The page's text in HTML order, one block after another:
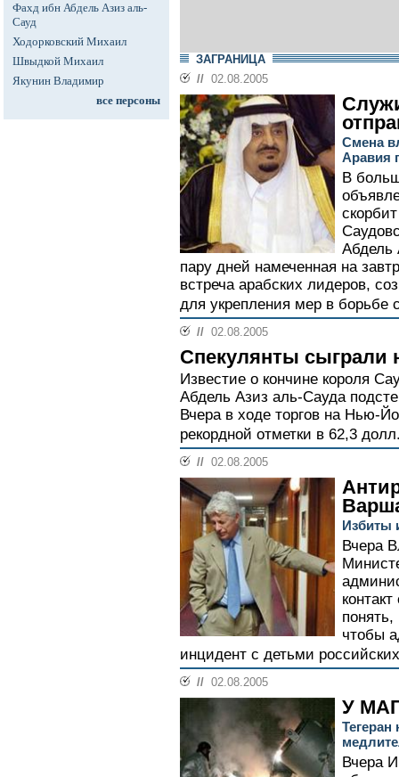
Фахд ибн Абдель Азиз аль-
Сауд
Ходорковский Михаил
Швыдкой Михаил
Якунин Владимир
все персоны
ЗАГРАНИЦА
// 02.08.2005
Смена
Аравия
В
Абдель
пару дней намеченная на
встреча арабских лидеров,
для укрепления мер в борьбе
// 02.08.2005
Спекулянты сыграли
Известие о кончине короля
Абдель Азиз аль-Сауда
Вчера в ходе торгов на Нью-
рекордной отметки в 62,3
// 02.08.2005
Избиты
Вчера
чтобы
инцидент с детьми
// 02.08.2005
У
Тегеран
Вчера